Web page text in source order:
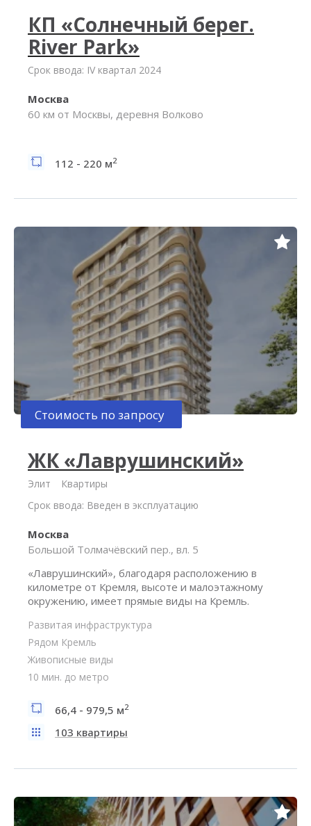
КП «Солнечный берег.
River Park»
Срок ввода: IV квартал 2024
Москва
60 км от Москвы, деревня Волково
112 - 220 м2
Стоимость по запросу
ЖК «Лаврушинский»
Элит
Квартиры
Срок ввода: Введен в эксплуатацию
Москва
Большой Толмачёвский пер., вл. 5
«Лаврушинский», благодаря расположению в
километре от Кремля, высоте и малоэтажному
окружению, имеет прямые виды на Кремль.
Развитая инфраструктура
Рядом Кремль
Живописные виды
10 мин. до метро
66,4 - 979,5 м2
103 квартиры